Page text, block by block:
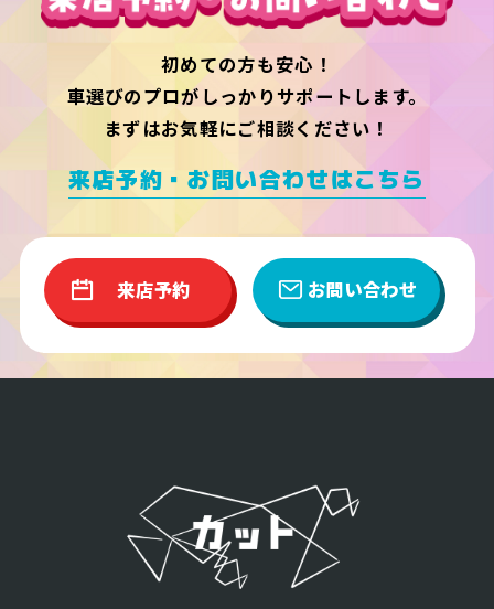
初めての方も安心！
車選びのプロがしっかりサポートします。
まずはお気軽にご相談ください！
来店予約・お問い合わせはこちら
来店予約 お問い合わせ